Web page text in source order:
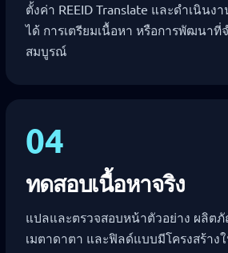
ตั้งค่า REEID Translate และดำเนินง
ได้ การเตรียมเนื้อหา หรือการพัฒนาที่
สมบูรณ์
04
ทดสอบเนื้อหาจริง
แปลและตรวจสอบหน้าตัวอย่าง ผลิตภั
เมตาดาตา และฟิลด์แบบมีโครงสร้าง